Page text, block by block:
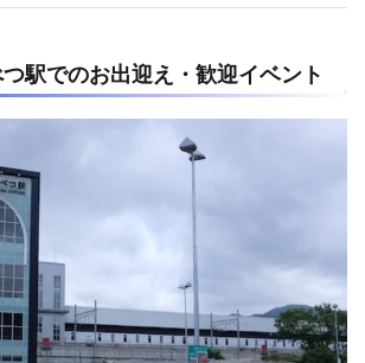
駅でのお出迎え・歓迎イベント